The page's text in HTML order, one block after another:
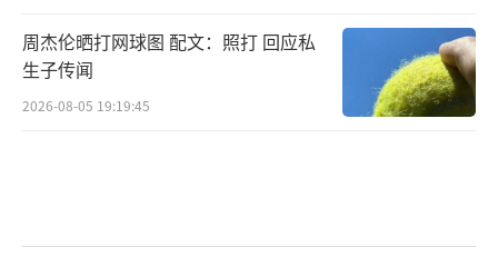
周杰伦晒打网球图 配文：照打 回应私
生子传闻
2026-08-05 19:19:45